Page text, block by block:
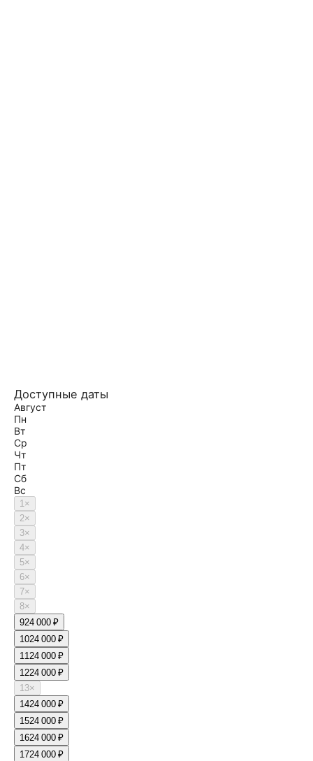
Доступные даты
Август
Пн
Вт
Ср
Чт
Пт
Сб
Вс
1×
2×
3×
4×
5×
6×
7×
8×
924 000 ₽
1024 000 ₽
1124 000 ₽
1224 000 ₽
13×
1424 000 ₽
1524 000 ₽
1624 000 ₽
1724 000 ₽